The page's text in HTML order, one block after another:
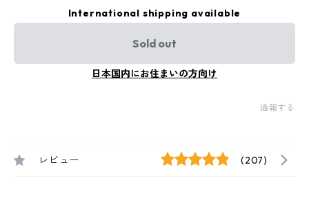
International shipping available
Sold out
日本国内にお住まいの方向け
通報する
レビュー (207)